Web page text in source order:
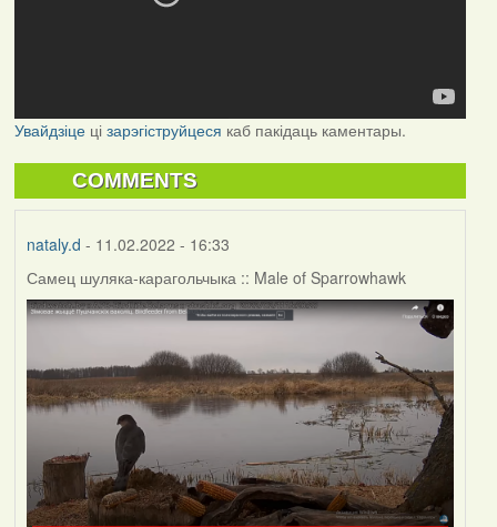
Увайдзіцеці зарэгіструйцеся каб пакідаць каментары.
COMMENTS
nataly.d - 11.02.2022 - 16:33
Самец шуляка-карагольчыка :: Male of Sparrowhawk